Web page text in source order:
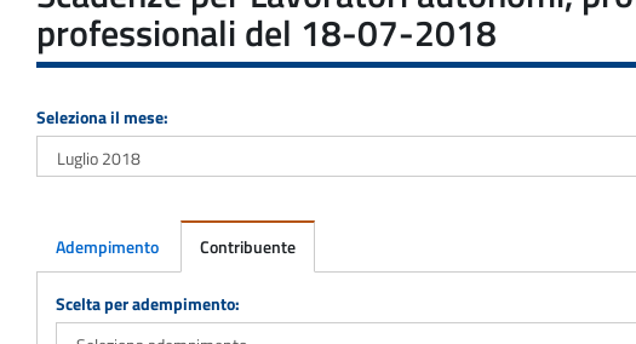
professionali del 18-07-2018
Seleziona il mese:
Adempimento Contribuente
Adempimento
Scelta per adempimento: